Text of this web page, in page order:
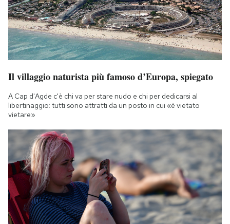
Il villaggio naturista più famoso d’Europa, spiegato
A Cap d'Agde c'è chi va per stare nudo e chi per dedicarsi al
libertinaggio: tutti sono attratti da un posto in cui «è vietato
vietare»